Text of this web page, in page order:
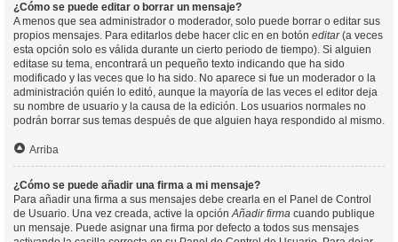
¿Cómo se puede editar o borrar un mensaje?
A menos que sea administrador o moderador, solo puede borrar o editar sus
propios mensajes. Para editarlos debe hacer clic en en botón editar(a veces
esta opción solo es válida durante un cierto periodo de tiempo). Si alguien
editase su tema, encontrará un pequeño texto indicando que ha sido
modificado y las veces que lo ha sido. No aparece si fue un moderador o la
administración quién lo editó, aunque la mayoría de las veces el editor deja
su nombre de usuario y la causa de la edición. Los usuarios normales no
podrán borrar sus temas después de que alguien haya respondido al mismo.
Arriba
¿Cómo se puede añadir una firma a mi mensaje?
Para añadir una firma a sus mensajes debe crearla en el Panel de Control
de Usuario. Una vez creada, active la opciónAñadir firma cuando publique
un mensaje. Puede asignar una firma por defecto a todos sus mensajes